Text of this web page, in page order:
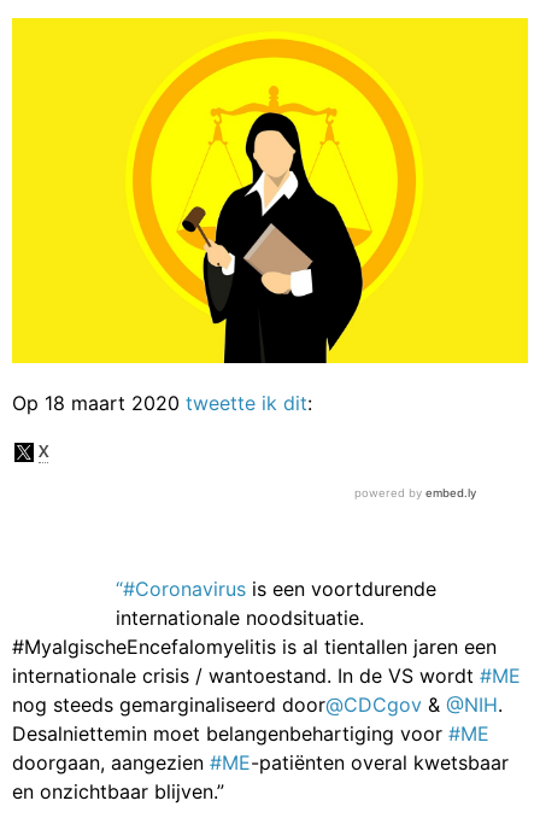
Op 18 maart 2020 tweette ik dit:
“#Coronavirus is een voortdurende
internationale noodsituatie.
#MyalgischeEncefalomyelitis is al tientallen jaren een
internationale crisis / wantoestand. In de VS wordt #ME
nog steeds gemarginaliseerd door@CDCgov & @NIH.
Desalniettemin moet belangenbehartiging voor #ME
doorgaan, aangezien #ME-patiënten overal kwetsbaar
en onzichtbaar blijven.”